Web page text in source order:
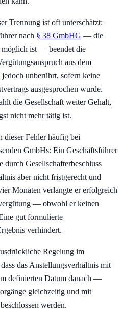
Trennung ist oft unterschätzt:
nach § 38 GmbHG — die
ist — beendet die
aus dem
unberührt, sofern keine
ausgesprochen wurde.
die Gesellschaft weiter Gehalt,
nicht mehr tätig ist.
dieser Fehler häufig bei
GmbHs: Ein Geschäftsführer
durch Gesellschafterbeschluss
aber nicht fristgerecht und
Monaten verlangte er erfolgreich
— obwohl er keinen
gut formulierte
verhindert.
Regelung im
das Anstellungsverhältnis mit
definierten Datum danach —
gleichzeitig und mit
werden.